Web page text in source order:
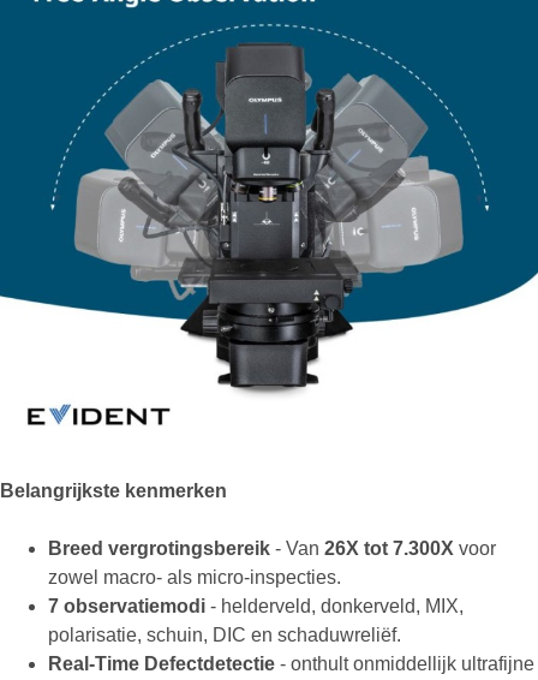
Belangrijkste kenmerken
Breed vergrotingsbereik - Van 26X tot 7.300X voor
zowel macro- als micro-inspecties.
7 observatiemodi - helderveld, donkerveld, MIX,
polarisatie, schuin, DIC en schaduwreliëf.
Real-Time Defectdetectie - onthult onmiddellijk ultrafijne